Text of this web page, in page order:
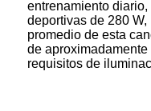
entrenamiento
deportivas de 280
promedio de esta
de
requisitos de